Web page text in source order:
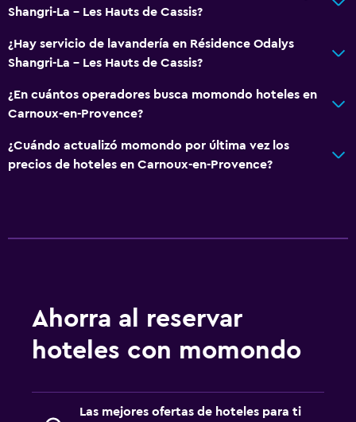
Piscina (para niños)
Equipo infantil para zona de juegos al aire libre
Parque infantil
Sillas de playa
Lavandería
Shangri-La - Les Hauts de Cassis?
¿Hay servicio de lavandería en Résidence Odalys
Shangri-La - Les Hauts de Cassis?
¿En cuántos operadores busca momondo hoteles en
Carnoux-en-Provence?
¿Cuándo actualizó momondo por última vez los
precios de hoteles en Carnoux-en-Provence?
Ahorra al reservar
hoteles con momondo
Las mejores ofertas de hoteles para ti